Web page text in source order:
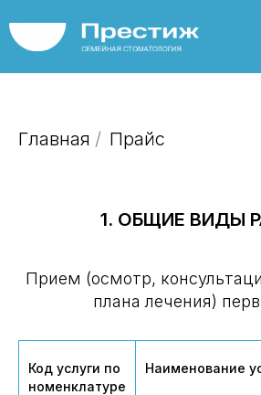
Главная / Прайс
1. ОБЩИЕ ВИДЫ
Прием (осмотр,
плана лечения)
Код услуги по
номенклатуре
Наименование